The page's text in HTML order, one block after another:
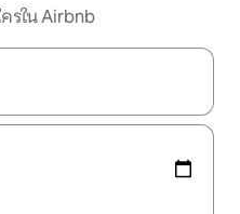
รใน Airbnb
อปัด เพื่อสำรวจผลการค้นหา